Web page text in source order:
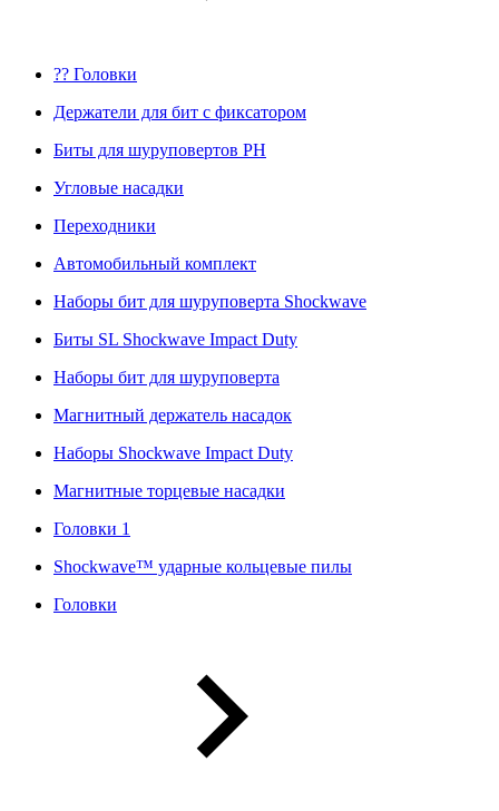
?? Головки
Держатели для бит с фиксатором
Биты для шуруповертов PH
Угловые насадки
Переходники
Автомобильный комплект
Наборы бит для шуруповерта Shockwave
Биты SL Shockwave Impact Duty
Наборы бит для шуруповерта
Магнитный держатель насадок
Наборы Shockwave Impact Duty
Магнитные торцевые насадки
Головки 1
Shockwave™ ударные кольцевые пилы
Головки